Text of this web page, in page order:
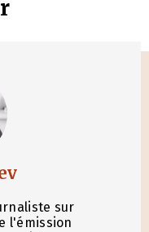
sur
l'émission